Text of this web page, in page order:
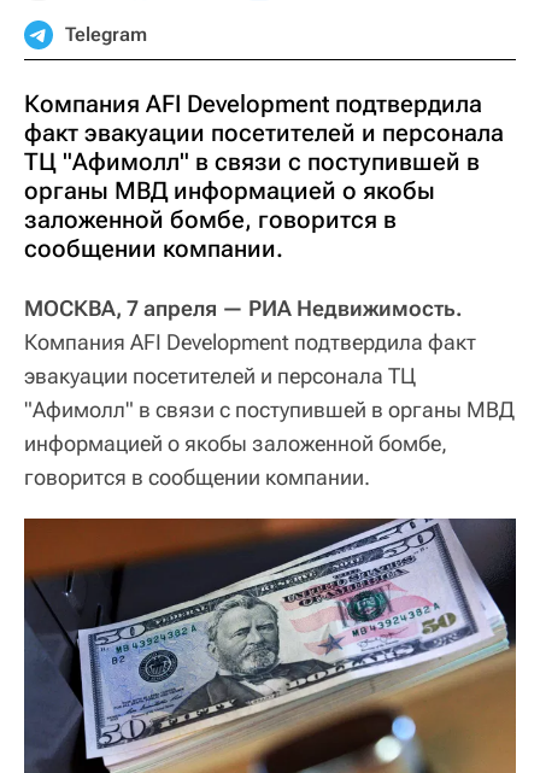
Telegram
Компания AFI Development подтвердила
факт эвакуации посетителей и персонала
ТЦ "Афимолл" в связи с поступившей в
органы МВД информацией о якобы
заложенной бомбе, говорится в
сообщении компании.
МОСКВА, 7 апреля — РИА Недвижимость.
Компания AFI Development подтвердила факт
эвакуации посетителей и персонала ТЦ
"Афимолл" в связи с поступившей в органы МВД
информацией о якобы заложенной бомбе,
говорится в сообщении компании.